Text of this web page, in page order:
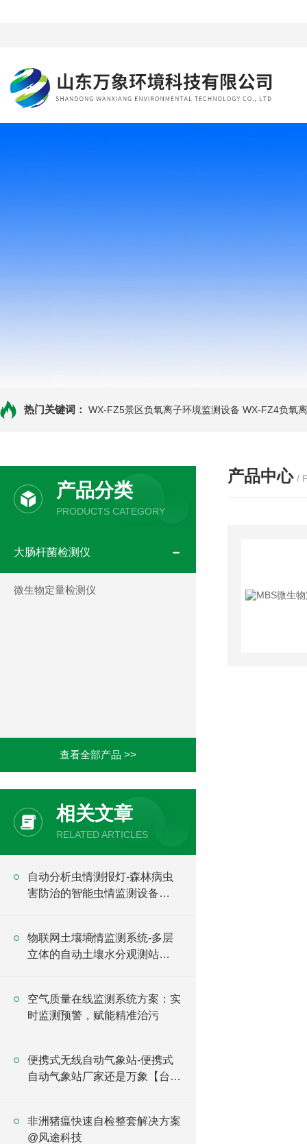
热门关键词： WX-FZ5景区负氧离子环境监测设备 WX-FZ4负氧
产品分类
PRODUCTS CATEGORY
大肠杆菌检测仪
微生物定量检测仪
查看全部产品 >>
相关文章
RELATED ARTICLES
自动分析虫情测报灯-森林病虫
害防治的智能虫情监测设备
物联网土壤墒情监测系统-多层
立体的自动土壤水分观测站
空气质量在线监测系统方案：实
时监测预警，赋能精准治污
便携式无线自动气象站-便携式
自动气象站厂家还是万象【台风
非洲猪瘟快速自检整套解决方案
@风途科技
产品中心 /